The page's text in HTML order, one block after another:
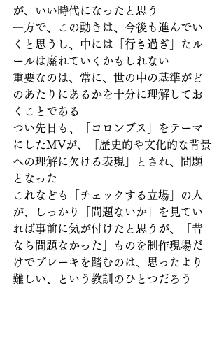
が、いい時代になったと思う
一方で、この動きは、今後も進んでい
くと思うし、中には「行き過ぎ」たル
ールは廃れていくかもしれない
重要なのは、常に、世の中の基準がど
のあたりにあるかを十分に理解してお
くことである
つい先日も、「コロンブス」をテーマ
にしたMVが、「歴史的や文化的な背景
への理解に欠ける表現」とされ、問題
となった
これなども「チェックする立場」の人
が、しっかり「問題ないか」を見てい
れば事前に気が付けたと思うが、「昔
なら問題なかった」ものを制作現場だ
けでブレーキを踏むのは、思ったより
難しい、という教訓のひとつだろう